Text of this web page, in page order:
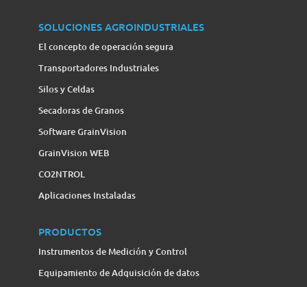
SOLUCIONES AGROINDUSTRIALES
El concepto de operación segura
Transportadores Industriales
Silos y Celdas
Secadoras de Granos
Software GrainVision
GrainVision WEB
CO2NTROL
Aplicaciones Instaladas
PRODUCTOS
Instrumentos de Medición y Control
Equipamiento de Adquisición de datos